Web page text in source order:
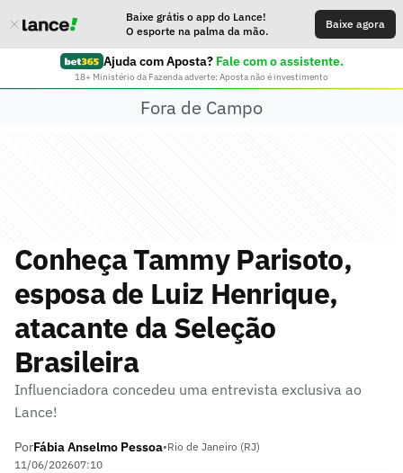
Baixe grátis o app do Lance!
O esporte na palma da mão.
Baixe agora
Ajuda com Aposta? Fale com o assistente.
18+ Ministério da Fazenda adverte: Aposta não é investimento
Fora de Campo
Conheça Tammy Parisoto,
esposa de Luiz Henrique,
atacante da Seleção
Brasileira
Influenciadora concedeu uma entrevista exclusiva ao
Lance!
PorFábia Anselmo Pessoa•Rio de Janeiro (RJ)
11/06/202607:10